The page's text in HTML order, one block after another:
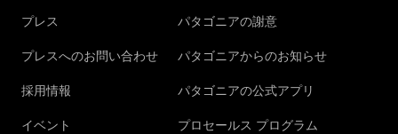
プレス
プレスへのお問い合わせ
採用情報
イベント
パタゴニアの謝意
パタゴニアからのお知らせ
パタゴニアの公式アプリ
プロセールス プログラム